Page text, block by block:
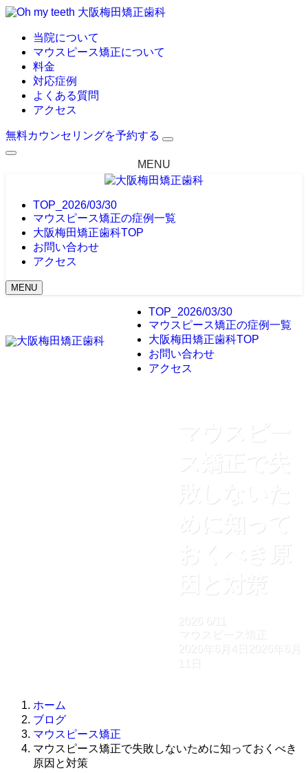
大阪梅田矯正歯科
当院について
マウスピース矯正について
料金
対応症例
よくある質問
アクセス
無料カウンセリングを予約する
MENU
TOP_2026/03/30
マウスピース矯正の症例一覧
大阪梅田矯正歯科TOP
お問い合わせ
アクセス
MENU
TOP_2026/03/30
マウスピース矯正の症例一覧
大阪梅田矯正歯科TOP
お問い合わせ
アクセス
マウスピー
ス矯正で失
敗しないた
めに知って
おくべき原
因と対策
2026 6/11
マウスピース矯正
2026年6月4日
2026年6月
ホーム
ブログ
マウスピース矯正
マウスピース矯正で失敗しないために知っておくべき
原因と対策